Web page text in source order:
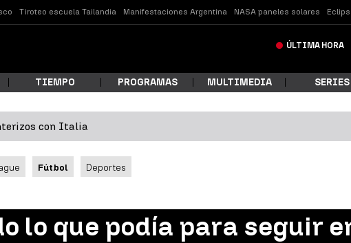
Tiroteo escuela Tailandia Manifestaciones Argentina NASA paneles solares
ÚLTIMA HORA
buscando?
TIEMPO PROGRAMAS MULTIMEDIA SERIES
con Italia
Fútbol Deportes
lo que podía para seguir